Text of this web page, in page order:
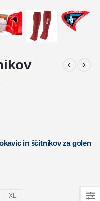
in ščitnikov za golen
XL